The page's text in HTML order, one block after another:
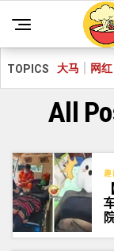
TOPICS 大马 网红
All
趣